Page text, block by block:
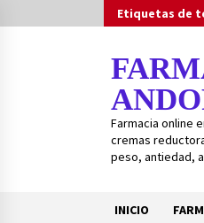
al
Etiquetas de
Farmacia online
cremas
peso, antiedad,
INICIO